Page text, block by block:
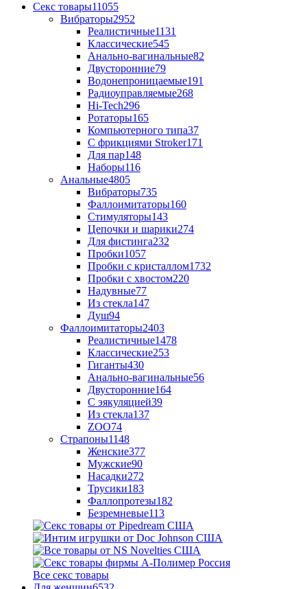
Секс товары11055
Вибраторы2952
Реалистичные1131
Классические545
Анально-вагинальные82
Двусторонние79
Водонепроницаемые191
Радиоуправляемые268
Hi-Tech296
Ротаторы165
Компьютерного типа37
С фрикциями Stroker171
Для пар148
Наборы116
Анальные4805
Вибраторы735
Фаллоимитаторы160
Стимуляторы143
Цепочки и шарики274
Для фистинга232
Пробки1057
Пробки с кристаллом1732
Пробки с хвостом220
Надувные77
Из стекла147
Душ94
Фаллоимитаторы2403
Реалистичные1478
Классические253
Гиганты430
Анально-вагинальные56
Двусторонние164
С эякуляцией39
Из стекла137
ZOO74
Страпоны1148
Женские377
Мужские90
Насадки272
Трусики183
Фаллопротезы182
Безремневые113
Все секс товары